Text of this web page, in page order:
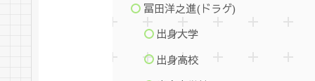
冨田洋之進(ドラゲ)
出身大学
出身高校